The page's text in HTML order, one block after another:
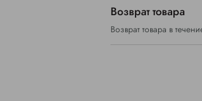
Возврат товара
Возврат товара в